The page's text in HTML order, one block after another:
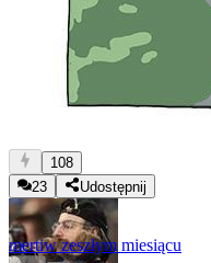
108
23
Udostępnij
mertiw zeszłym miesiącu